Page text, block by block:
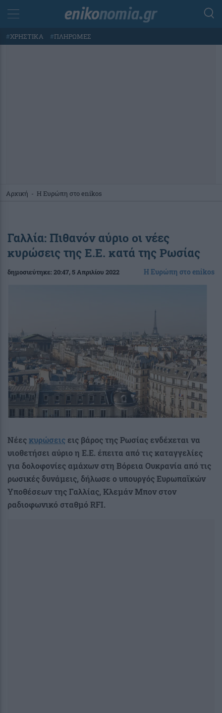
#ΧΡΗΣΤΙΚΑ #ΠΛΗΡΩΜΕΣ
Αρχική - Η Ευρώπη στο enikos
Γαλλία: Πιθανόν αύριο οι νέες
κυρώσεις της Ε.Ε. κατά της Ρωσίας
δημοσιεύτηκε:20:47, 5 Απριλίου 2022 Η Ευρώπη στο enikos
Νέεςκυρώσεις εις βάρος της Ρωσίας ενδέχεται να
υιοθετήσει αύριο η Ε.Ε. έπειτα από τις καταγγελίες
για δολοφονίες αμάχων στη Bόρεια Ουκρανία από τις
ρωσικές δυνάμεις, δήλωσε ο υπουργός Ευρωπαϊκών
Υποθέσεων της Γαλλίας, Κλεμάν Μπον στον
ραδιοφωνικό σταθμό RFI.